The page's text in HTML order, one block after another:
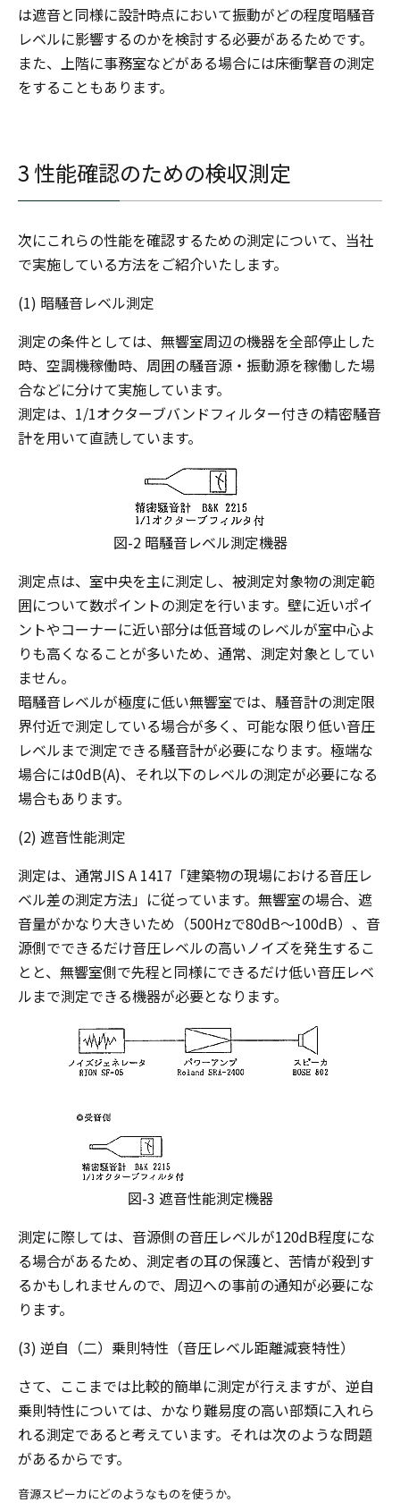
は遮音と同様に設計時点において振動がどの程度暗騒音
レベルに影響するのかを検討する必要があるためです。
また、上階に事務室などがある場合には床衝撃音の測定
をすることもあります。
3 性能確認のための検収測定
次にこれらの性能を確認するための測定について、当社
で実施している方法をご紹介いたします。
(1) 暗騒音レベル測定
測定の条件としては、無響室周辺の機器を全部停止した
時、空調機稼働時、周囲の騒音源・振動源を稼働した場
合などに分けて実施しています。
測定は、1/1オクターブバンドフィルター付きの精密騒音
計を用いて直読しています。
図-2 暗騒音レベル測定機器
測定点は、室中央を主に測定し、被測定対象物の測定範
囲について数ポイントの測定を行います。壁に近いポイ
ントやコーナーに近い部分は低音域のレベルが室中心よ
りも高くなることが多いため、通常、測定対象としてい
ません。
暗騒音レベルが極度に低い無響室では、騒音計の測定限
界付近で測定している場合が多く、可能な限り低い音圧
レベルまで測定できる騒音計が必要になります。極端な
場合には0dB(A)、それ以下のレベルの測定が必要になる
場合もあります。
(2) 遮音性能測定
測定は、通常JIS A 1417「建築物の現場における音圧レ
ベル差の測定方法」に従っています。無響室の場合、遮
音量がかなり大きいため（500Hzで80dB～100dB）、音
源側でできるだけ音圧レベルの高いノイズを発生するこ
とと、無響室側で先程と同様にできるだけ低い音圧レベ
ルまで測定できる機器が必要となります。
図-3 遮音性能測定機器
測定に際しては、音源側の音圧レベルが120dB程度にな
る場合があるため、測定者の耳の保護と、苦情が殺到す
るかもしれませんので、周辺への事前の通知が必要にな
ります。
(3) 逆自（二）乗則特性（音圧レベル距離減衰特性）
さて、ここまでは比較的簡単に測定が行えますが、逆自
乗則特性については、かなり難易度の高い部類に入れら
れる測定であると考えています。それは次のような問題
があるからです。
音源スピーカにどのようなものを使うか。